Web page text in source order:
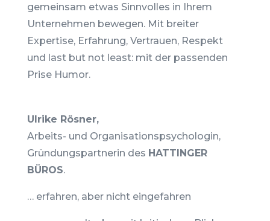
gemeinsam etwas Sinnvolles in Ihrem
Unternehmen bewegen. Mit breiter
Expertise, Erfahrung, Vertrauen, Respekt
und last but not least: mit der passenden
Prise Humor.
Ulrike Rösner,
Arbeits- und Organisationspsychologin,
Gründungspartnerin des HATTINGER
BÜROS.
… erfahren, aber nicht eingefahren